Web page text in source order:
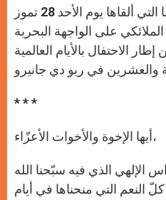
p
p
g
e
r
o
k
r
ننشر في ما يلي كلمة البابا التي ألقاها يوم الأحد 28 تموز
الملائكي على الواجهة البحرية
الاحتفال بالأيام العالمية
* * *
أيها الإخوة والأخوات الأعزّاء،
الإلهي الذي فيه سبّحنا الله
النعم التي منحناها في أيام